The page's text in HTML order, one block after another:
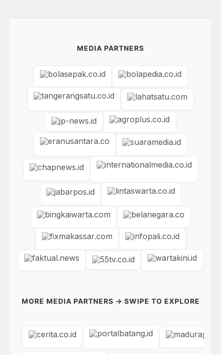
MEDIA PARTNERS
MORE MEDIA PARTNERS → SWIPE TO EXPLORE